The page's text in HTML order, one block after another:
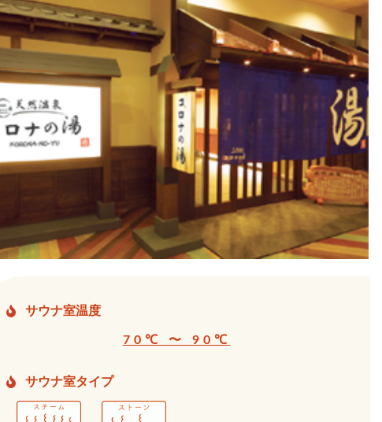
サウナ室温度
70℃ 〜 90℃
サウナ室タイプ